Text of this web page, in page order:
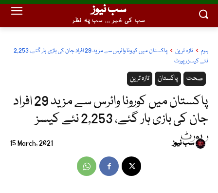
سب نیوز
سب کی خبر ... سب پہ نظر
ہوم تازہ ترین
پاکستان میں کورونا وائرس سے مزید 29 افراد جان کی بازی ہار گئے، 2,253
نئے کیسز رپورٹ
تازہ ترین پاکستان صحت
پاکستان میں کورونا وائرس سے مزید 29 افراد
جان کی بازی ہار گئے، 2,253 نئے کیسز
رپورٹ
15 March, 2021 سب نیوز